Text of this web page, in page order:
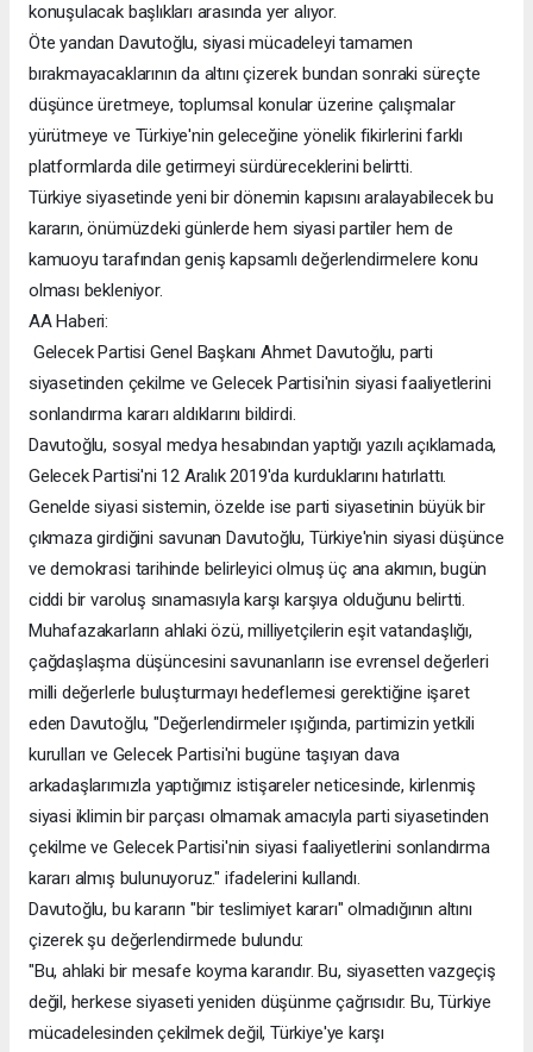
konuşulacak başlıkları arasında yer alıyor.
Öte yandan Davutoğlu, siyasi mücadeleyi tamamen
bırakmayacaklarının da altını çizerek bundan sonraki süreçte
düşünce üretmeye, toplumsal konular üzerine çalışmalar
yürütmeye ve Türkiye'nin geleceğine yönelik fikirlerini farklı
platformlarda dile getirmeyi sürdüreceklerini belirtti.
Türkiye siyasetinde yeni bir dönemin kapısını aralayabilecek bu
kararın, önümüzdeki günlerde hem siyasi partiler hem de
kamuoyu tarafından geniş kapsamlı değerlendirmelere konu
olması bekleniyor.
AA Haberi:
Gelecek Partisi Genel Başkanı Ahmet Davutoğlu, parti
siyasetinden çekilme ve Gelecek Partisi'nin siyasi faaliyetlerini
sonlandırma kararı aldıklarını bildirdi.
Davutoğlu, sosyal medya hesabından yaptığı yazılı açıklamada,
Gelecek Partisi'ni 12 Aralık 2019'da kurduklarını hatırlattı.
Genelde siyasi sistemin, özelde ise parti siyasetinin büyük bir
çıkmaza girdiğini savunan Davutoğlu, Türkiye'nin siyasi düşünce
ve demokrasi tarihinde belirleyici olmuş üç ana akımın, bugün
ciddi bir varoluş sınamasıyla karşı karşıya olduğunu belirtti.
Muhafazakarların ahlaki özü, milliyetçilerin eşit vatandaşlığı,
çağdaşlaşma düşüncesini savunanların ise evrensel değerleri
milli değerlerle buluşturmayı hedeflemesi gerektiğine işaret
eden Davutoğlu, "Değerlendirmeler ışığında, partimizin yetkili
kurulları ve Gelecek Partisi'ni bugüne taşıyan dava
arkadaşlarımızla yaptığımız istişareler neticesinde, kirlenmiş
siyasi iklimin bir parçası olmamak amacıyla parti siyasetinden
çekilme ve Gelecek Partisi'nin siyasi faaliyetlerini sonlandırma
kararı almış bulunuyoruz." ifadelerini kullandı.
Davutoğlu, bu kararın "bir teslimiyet kararı" olmadığının altını
çizerek şu değerlendirmede bulundu:
"Bu, ahlaki bir mesafe koyma kararıdır. Bu, siyasetten vazgeçiş
değil, herkese siyaseti yeniden düşünme çağrısıdır. Bu, Türkiye
mücadelesinden çekilmek değil, Türkiye'ye karşı